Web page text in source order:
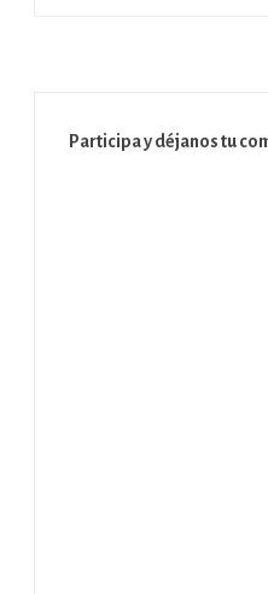
Participa y déjanos tu